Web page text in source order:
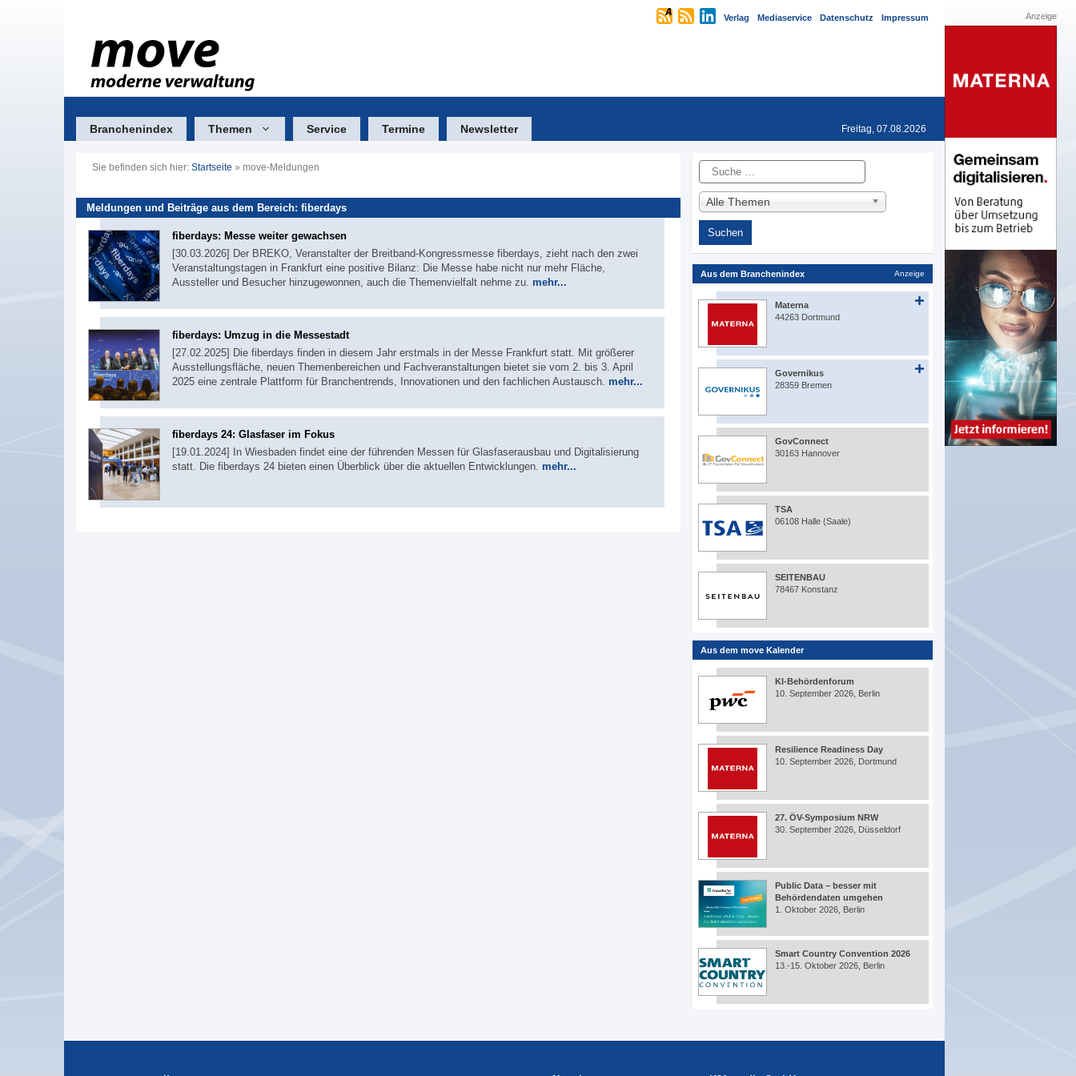
Verlag Mediaservice Datenschutz Impressum
Branchenindex Themen Service Termine Newsletter Freitag, 07.08.2026
Sie befinden sich hier: Startseite » move-Meldungen
Meldungen und Beiträge aus dem Bereich: fiberdays
fiberdays: Messe weiter gewachsen
[30.03.2026] Der BREKO, Veranstalter der Breitband-Kongressmesse fiberdays, zieht nach den zwei
Veranstaltungstagen in Frankfurt eine positive Bilanz: Die Messe habe nicht nur mehr Fläche,
Aussteller und Besucher hinzugewonnen, auch die Themenvielfalt nehme zu. mehr...
fiberdays: Umzug in die Messestadt
[27.02.2025] Die fiberdays finden in diesem Jahr erstmals in der Messe Frankfurt statt. Mit größerer
Ausstellungsfläche, neuen Themenbereichen und Fachveranstaltungen bietet sie vom 2. bis 3. April
2025 eine zentrale Plattform für Branchentrends, Innovationen und den fachlichen Austausch. mehr...
fiberdays 24: Glasfaser im Fokus
[19.01.2024] In Wiesbaden findet eine der führenden Messen für Glasfaserausbau und Digitalisierung
statt. Die fiberdays 24 bieten einen Überblick über die aktuellen Entwicklungen. mehr...
Suche
Alle Themen
Aus dem Branchenindex Anzeige
Materna
44263 Dortmund
Governikus
28359 Bremen
GovConnect
30163 Hannover
TSA
06108 Halle (Saale)
SEITENBAU
78467 Konstanz
Aus dem move Kalender
KI-Behördenforum
10. September 2026, Berlin
Resilience Readiness Day
10. September 2026, Dortmund
27. ÖV-Symposium NRW
30. September 2026, Düsseldorf
Public Data – besser mit
Behördendaten umgehen
1. Oktober 2026, Berlin
Smart Country Convention 2026
13.-15. Oktober 2026, Berlin
Anzeige